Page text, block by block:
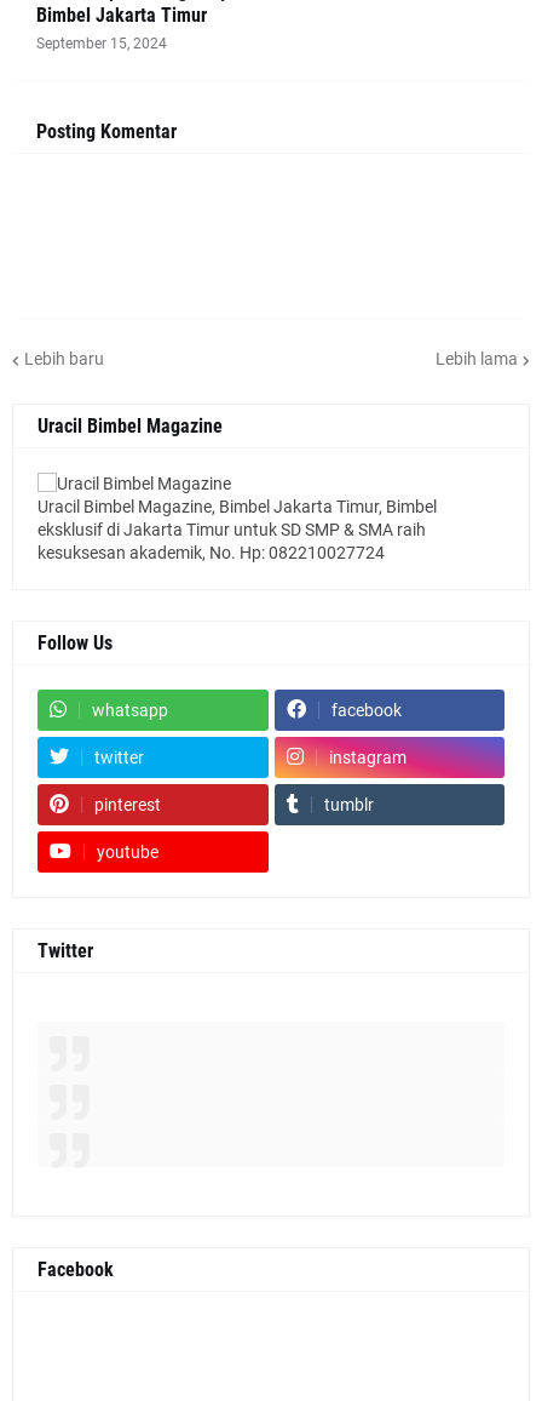
Bimbel Jakarta Timur
September 15, 2024
Posting Komentar
Lebih baru Lebih lama
Uracil Bimbel Magazine
Uracil Bimbel Magazine, Bimbel Jakarta Timur, Bimbel
eksklusif di Jakarta Timur untuk SD SMP & SMA raih
kesuksesan akademik, No. Hp: 082210027724
Follow Us
whatsapp facebook
twitter instagram
pinterest tumblr
youtube
Twitter
Facebook